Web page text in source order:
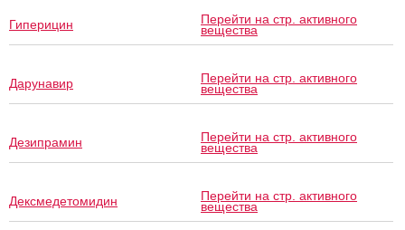
Гиперицин Перейти на стр. активного
вещества
Дарунавир Перейти на стр. активного
вещества
Дезипрамин Перейти на стр. активного
вещества
Дексмедетомидин Перейти на стр. активного
вещества